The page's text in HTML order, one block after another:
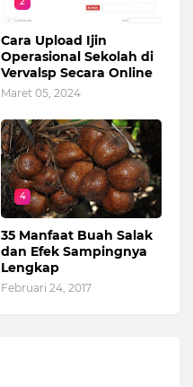
Cara Upload Ijin
Operasional Sekolah di
Vervalsp Secara Online
Maret 05, 2024
4
35 Manfaat Buah Salak
dan Efek Sampingnya
Lengkap
Februari 24, 2017